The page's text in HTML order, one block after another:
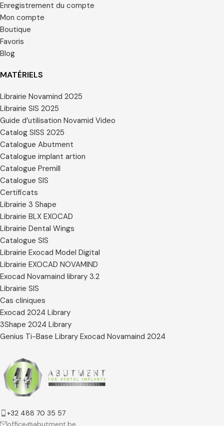
Enregistrement du compte
Mon compte
Boutique
Favoris
Blog
MATÉRIELS
Librairie Novamind 2025
Librairie SIS 2025
Guide d’utilisation Novamid Video
Catalog SISS 2025
Catalogue Abutment
Catalogue implant artion
Catalogue Premill
Catalogue SIS
Certificats
Librairie 3 Shape
Librairie BLX EXOCAD
Librairie Dental Wings
Catalogue SIS
Librairie Exocad Model Digital
Librairie EXOCAD NOVAMIND
Exocad Novamaind library 3.2
Librairie SIS
Cas cliniques
Exocad 2024 Library
3Shape 2024 Library
Genius Ti-Base Library Exocad Novamaind 2024
+32 488 70 35 57
office@abutment.be